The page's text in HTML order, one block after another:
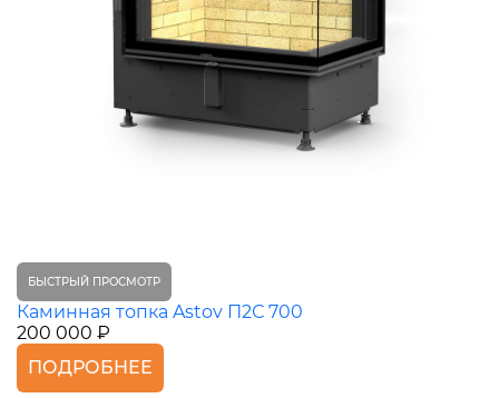
БЫСТРЫЙ ПРОСМОТР
Каминная топка Astov П2С 700
200 000 ₽
ПОДРОБНЕЕ